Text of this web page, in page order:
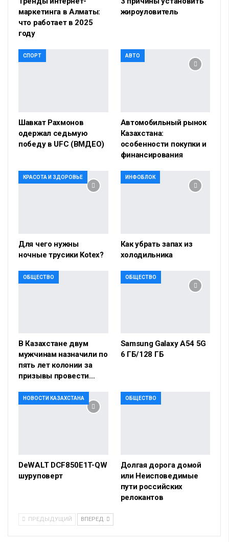
маркетинга в Алматы:
что работает в 2025
году
жироуловитель
СПОРТ
Шавкат Рахмонов
одержал седьмую
победу в UFC (ВМДЕО)
АВТО
Автомобильный рынок
Казахстана:
особенности покупки и
финансирования
КРАСОТА И ЗДОРОВЬЕ
Для чего нужны
ночные трусики Kotex?
ИНФОБЛОК
Как убрать запах из
холодильника
ОБЩЕСТВО
В Казахстане двум
мужчинам назначили по
пять лет колонии за
призывы провести…
ОБЩЕСТВО
Samsung Galaxy A54 5G
6 ГБ/128 ГБ
НОВОСТИ КАЗАХСТАНА
DeWALT DCF850E1T-QW
шуруповерт
ОБЩЕСТВО
Долгая дорога домой
или Неисповедимые
пути российских
релокантов
ПРЕДЫДУЩИЙ ВПЕРЕД